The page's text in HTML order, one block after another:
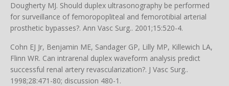
Dougherty MJ. Should duplex ultrasonography be performed
for surveillance of femoropopliteal and femorotibial arterial
prosthetic bypasses?. Ann Vasc Surg.. 2001;15:520-4.
Cohn EJ Jr, Benjamin ME, Sandager GP, Lilly MP, Killewich LA,
Flinn WR. Can intrarenal duplex waveform analysis predict
successful renal artery revascularization?. J Vasc Surg..
1998;28:471-80; discussion 480-1.